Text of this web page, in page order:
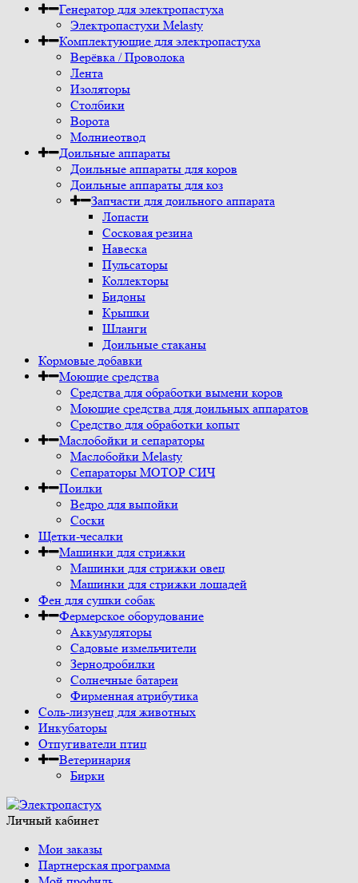
Генератор для электропастуха
Электропастухи Melasty
Комплектующие для электропастуха
Верёвка / Проволока
Лента
Изоляторы
Столбики
Ворота
Молниеотвод
Доильные аппараты
Доильные аппараты для коров
Доильные аппараты для коз
Запчасти для доильного аппарата
Лопасти
Сосковая резина
Навеска
Пульсаторы
Коллекторы
Бидоны
Крышки
Шланги
Доильные стаканы
Кормовые добавки
Моющие средства
Средства для обработки вымени коров
Моющие средства для доильных аппаратов
Средство для обработки копыт
Маслобойки и сепараторы
Маслобойки Melasty
Сепараторы МОТОР СИЧ
Поилки
Ведро для выпойки
Соски
Щетки-чесалки
Машинки для стрижки
Машинки для стрижки овец
Машинки для стрижки лошадей
Фен для сушки собак
Фермерское оборудование
Аккумуляторы
Садовые измельчители
Зернодробилки
Солнечные батареи
Фирменная атрибутика
Соль-лизунец для животных
Инкубаторы
Отпугиватели птиц
Ветеринария
Бирки
Личный кабинет
Мои заказы
Партнерская программа